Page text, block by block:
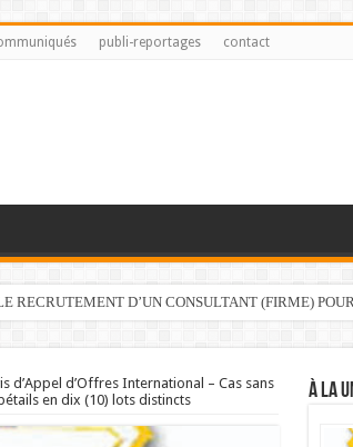
publi-reportages contact
RECRUTEMENT D’UN CONSULTANT (FIRME)
d’Appel d’Offres International – Cas sans
en dix (10) lots distincts
À LA